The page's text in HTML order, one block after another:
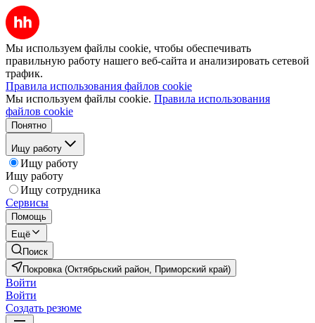
Мы используем файлы cookie, чтобы обеспечивать
правильную работу нашего веб-сайта и анализировать сетевой
трафик.
Правила использования файлов cookie
Мы используем файлы cookie. Правила использования
файлов cookie
Понятно
Ищу работу
Ищу работу
Ищу работу
Ищу сотрудника
Сервисы
Помощь
Ещё
Поиск
Покровка (Октябрьский район, Приморский край)
Войти
Войти
Создать резюме